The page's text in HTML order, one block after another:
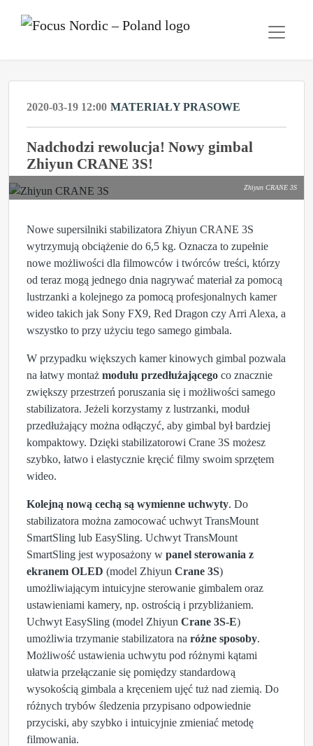
2020-03-19 12:00 MATERIAŁY PRASOWE
Nadchodzi rewolucja! Nowy gimbal
Zhiyun CRANE 3S!
Zhiyun CRANE 3S
Nowe supersilniki stabilizatora Zhiyun CRANE 3S
wytrzymują obciążenie do 6,5 kg. Oznacza to zupełnie
nowe możliwości dla filmowców i twórców treści, którzy
od teraz mogą jednego dnia nagrywać materiał za pomocą
lustrzanki a kolejnego za pomocą profesjonalnych kamer
wideo takich jak Sony FX9, Red Dragon czy Arri Alexa, a
wszystko to przy użyciu tego samego gimbala.
W przypadku większych kamer kinowych gimbal pozwala
na łatwy montaż modułu przedłużającego co znacznie
zwiększy przestrzeń poruszania się i możłiwości samego
stabilizatora. Jeżeli korzystamy z lustrzanki, moduł
przedłużający można odłączyć, aby gimbal był bardziej
kompaktowy. Dzięki stabilizatorowi Crane 3S możesz
szybko, łatwo i elastycznie kręcić filmy swoim sprzętem
wideo.
Kolejną nową cechą są wymienne uchwyty. Do
stabilizatora można zamocować uchwyt TransMount
SmartSling lub EasySling. Uchwyt TransMount
SmartSling jest wyposażony w panel sterowania z
ekranem OLED (model Zhiyun Crane 3S)
umożliwiającym intuicyjne sterowanie gimbalem oraz
ustawieniami kamery, np. ostrością i przybliżaniem.
Uchwyt EasySling (model Zhiyun Crane 3S-E)
umożliwia trzymanie stabilizatora na różne sposoby.
Możliwość ustawienia uchwytu pod różnymi kątami
ułatwia przełączanie się pomiędzy standardową
wysokością gimbala a kręceniem ujęć tuż nad ziemią. Do
różnych trybów śledzenia przypisano odpowiednie
przyciski, aby szybko i intuicyjnie zmieniać metodę
filmowania.